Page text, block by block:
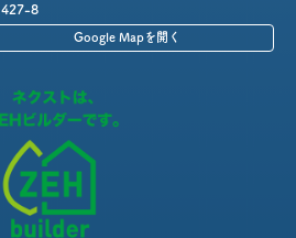
427-8
Google Mapを開く